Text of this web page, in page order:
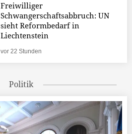
Freiwilliger
Schwangerschaftsabbruch: UN
sieht Reformbedarf in
Liechtenstein
vor 22 Stunden
Politik